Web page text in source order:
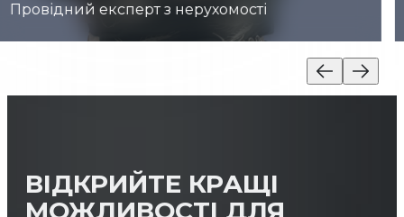
маркетингу
ВІДКРИЙТЕ КРАЩІ